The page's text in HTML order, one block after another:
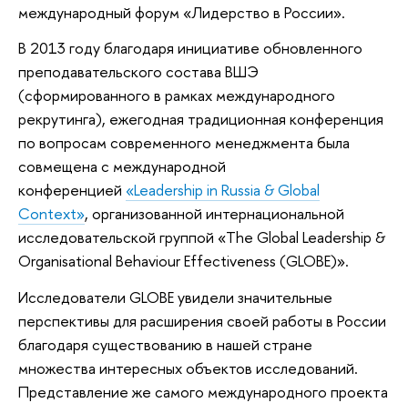
международный форум «Лидерство в России».
В 2013 году благодаря инициативе обновленного
преподавательского состава ВШЭ
(сформированного в рамках международного
рекрутинга), ежегодная традиционная конференция
по вопросам современного менеджмента была
совмещена с международной
конференцией «Leadership in Russia & Global
Context», организованной интернациональной
исследовательской группой «The Global Leadership &
Organisational Behaviour Effectiveness (GLOBE)».
Исследователи GLOBE увидели значительные
перспективы для расширения своей работы в России
благодаря существованию в нашей стране
множества интересных объектов исследований.
Представление же самого международного проекта